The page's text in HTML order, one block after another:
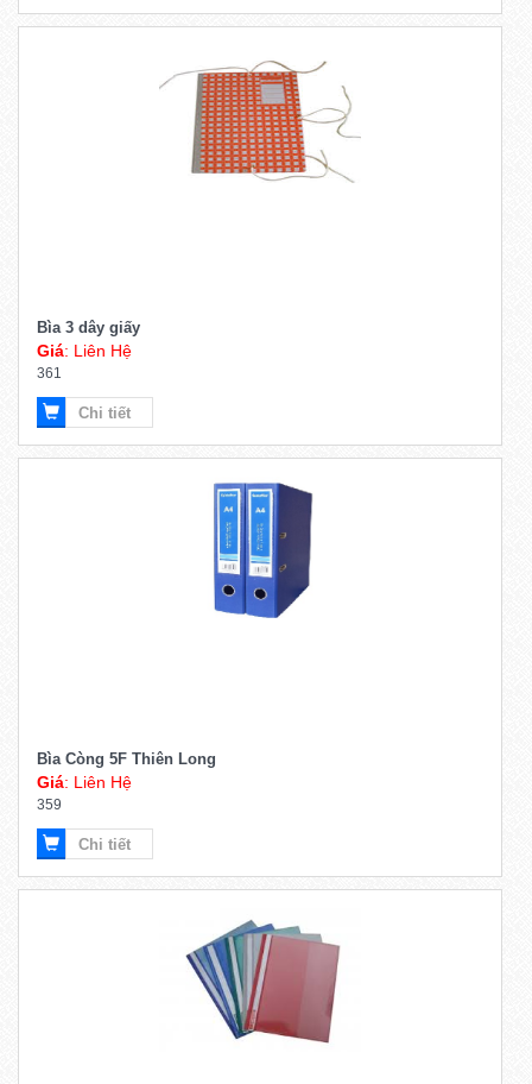
Bìa 3 dây giấy
Giá: Liên Hệ
361
Chi tiết
Bìa Còng 5F Thiên Long
Giá: Liên Hệ
359
Chi tiết